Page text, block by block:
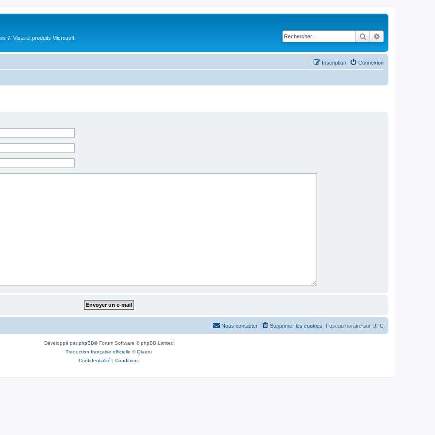
7, Vista et produits Microsoft Rechercher
Connexion
Inscription
Fuseau horaire sur UTC
Supprimer les cookies
Nous contacter
Développé parphpBB® Forum Software © phpBB Limited
Traduction française officielle ©Qiaeru
Confidentialité | Conditions